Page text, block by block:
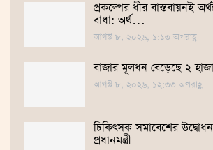
প্রকল্পের ধীর বাস্তবায়নই
বাধা: অর্থ…
আগস্ট ৮, ২০২৬, ১:১৩ অপরাহ্ণ
বাজার মূলধন বেড়েছে ২
আগস্ট ৮, ২০২৬, ১২:৩৩ অপরাহ্ণ
চিকিৎসক সমাবেশের
প্রধানমন্ত্রী